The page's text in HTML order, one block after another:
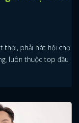
thời, phải hát hội chợ
luôn thuộc top đầu